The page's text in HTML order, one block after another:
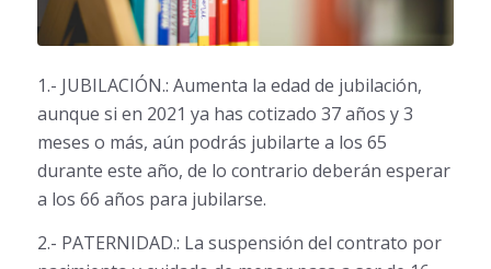
1.- JUBILACIÓN.: Aumenta la edad de jubilación,
aunque si en 2021 ya has cotizado 37 años y 3
meses o más, aún podrás jubilarte a los 65
durante este año, de lo contrario deberán esperar
a los 66 años para jubilarse.
2.- PATERNIDAD.: La suspensión del contrato por